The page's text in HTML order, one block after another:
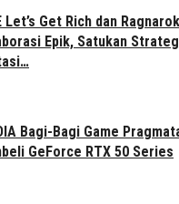
Let’s Get Rich dan
Epik, Satukan
Bagi-Bagi Game
GeForce RTX 50 Series